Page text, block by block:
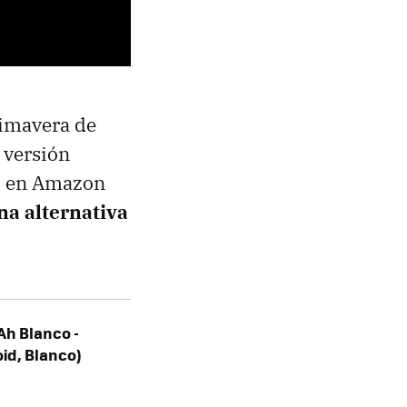
de
Amazon
alternativa
Blanco -
Blanco)